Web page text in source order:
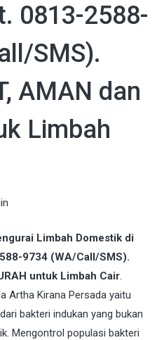
0813-2588-
SMS).
AMAN dan
Limbah
Limbah Domestik di
9734 (WA/Call/SMS).
untuk Limbah Cair.
Artha Kirana Persada yaitu
bakteri indukan yang bukan
Mengontrol populasi bakteri